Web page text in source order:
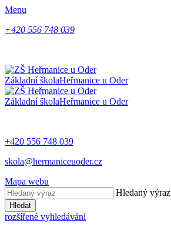
Menu
+420 556 748 039
Základní školaHeřmanice u Oder
Základní školaHeřmanice u Oder
+420 556 748 039
skola@hermaniceuoder.cz
Mapa webu
Hledaný výraz
Hledat
rozšířené vyhledávání